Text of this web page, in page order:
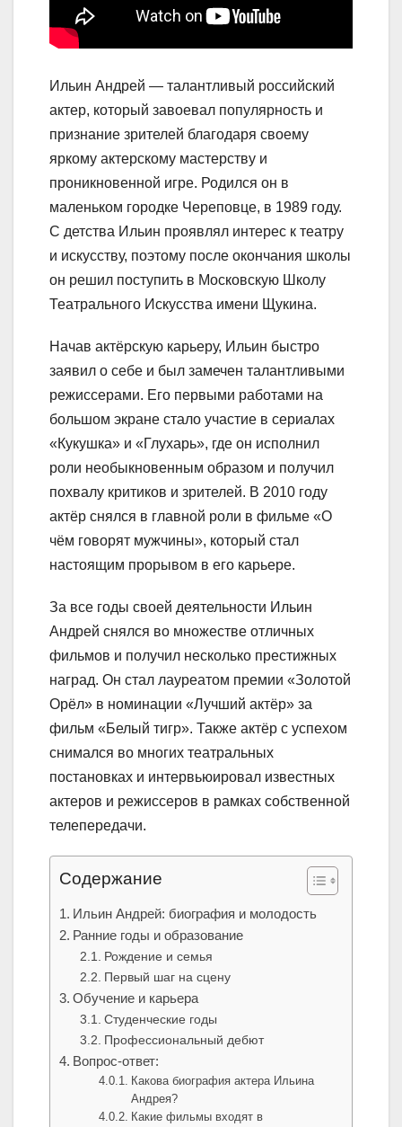
Ильин Андрей — талантливый российский
актер, который завоевал популярность и
признание зрителей благодаря своему
яркому актерскому мастерству и
проникновенной игре. Родился он в
маленьком городке Череповце, в 1989 году.
С детства Ильин проявлял интерес к театру
и искусству, поэтому после окончания школы
он решил поступить в Московскую Школу
Театрального Искусства имени Щукина.
Начав актёрскую карьеру, Ильин быстро
заявил о себе и был замечен талантливыми
режиссерами. Его первыми работами на
большом экране стало участие в сериалах
«Кукушка» и «Глухарь», где он исполнил
роли необыкновенным образом и получил
похвалу критиков и зрителей. В 2010 году
актёр снялся в главной роли в фильме «О
чём говорят мужчины», который стал
настоящим прорывом в его карьере.
За все годы своей деятельности Ильин
Андрей снялся во множестве отличных
фильмов и получил несколько престижных
наград. Он стал лауреатом премии «Золотой
Орёл» в номинации «Лучший актёр» за
фильм «Белый тигр». Также актёр с успехом
снимался во многих театральных
постановках и интервьюировал известных
актеров и режиссеров в рамках собственной
телепередачи.
Содержание
Ильин Андрей: биография и молодость
Ранние годы и образование
Рождение и семья
Первый шаг на сцену
Обучение и карьера
Студенческие годы
Профессиональный дебют
Вопрос-ответ:
Какова биография актера Ильина
Андрея?
Какие фильмы входят в